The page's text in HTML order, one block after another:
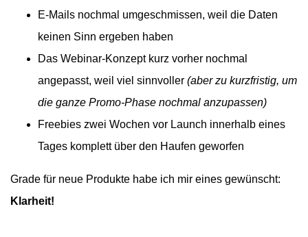
E-Mails nochmal umgeschmissen, weil die Daten
keinen Sinn ergeben haben
Das Webinar-Konzept kurz vorher nochmal
angepasst, weil viel sinnvoller (aber zu kurzfristig, um
die ganze Promo-Phase nochmal anzupassen)
Freebies zwei Wochen vor Launch innerhalb eines
Tages komplett über den Haufen geworfen
Grade für neue Produkte habe ich mir eines gewünscht:
Klarheit!